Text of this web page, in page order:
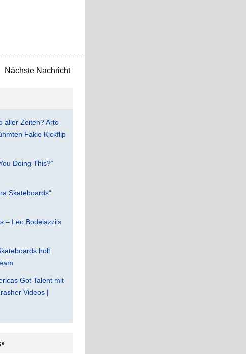
Nächste Nachricht
aller Zeiten? Arto
Fakie Kickflip
Doing This?“
Skateboards“
– Leo Bodelazzi’s
holt
Got Talent mit
Videos |